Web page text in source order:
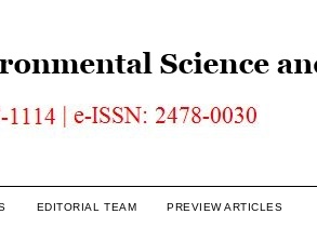
EDITORIAL TEAM
PREVIEW ARTICLES